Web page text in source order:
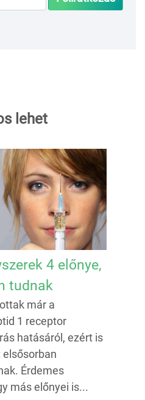
lehet
4 előnye,
tudnak
már a
1 receptor
hatásáról, ezért is
elsősorban
Érdemes
más előnyei is...